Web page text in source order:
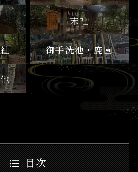
末社
御手洗池・鹿園
目次